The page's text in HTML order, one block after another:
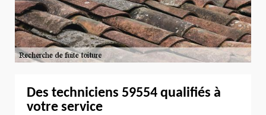
Des techniciens 59554 qualifiés à
votre service